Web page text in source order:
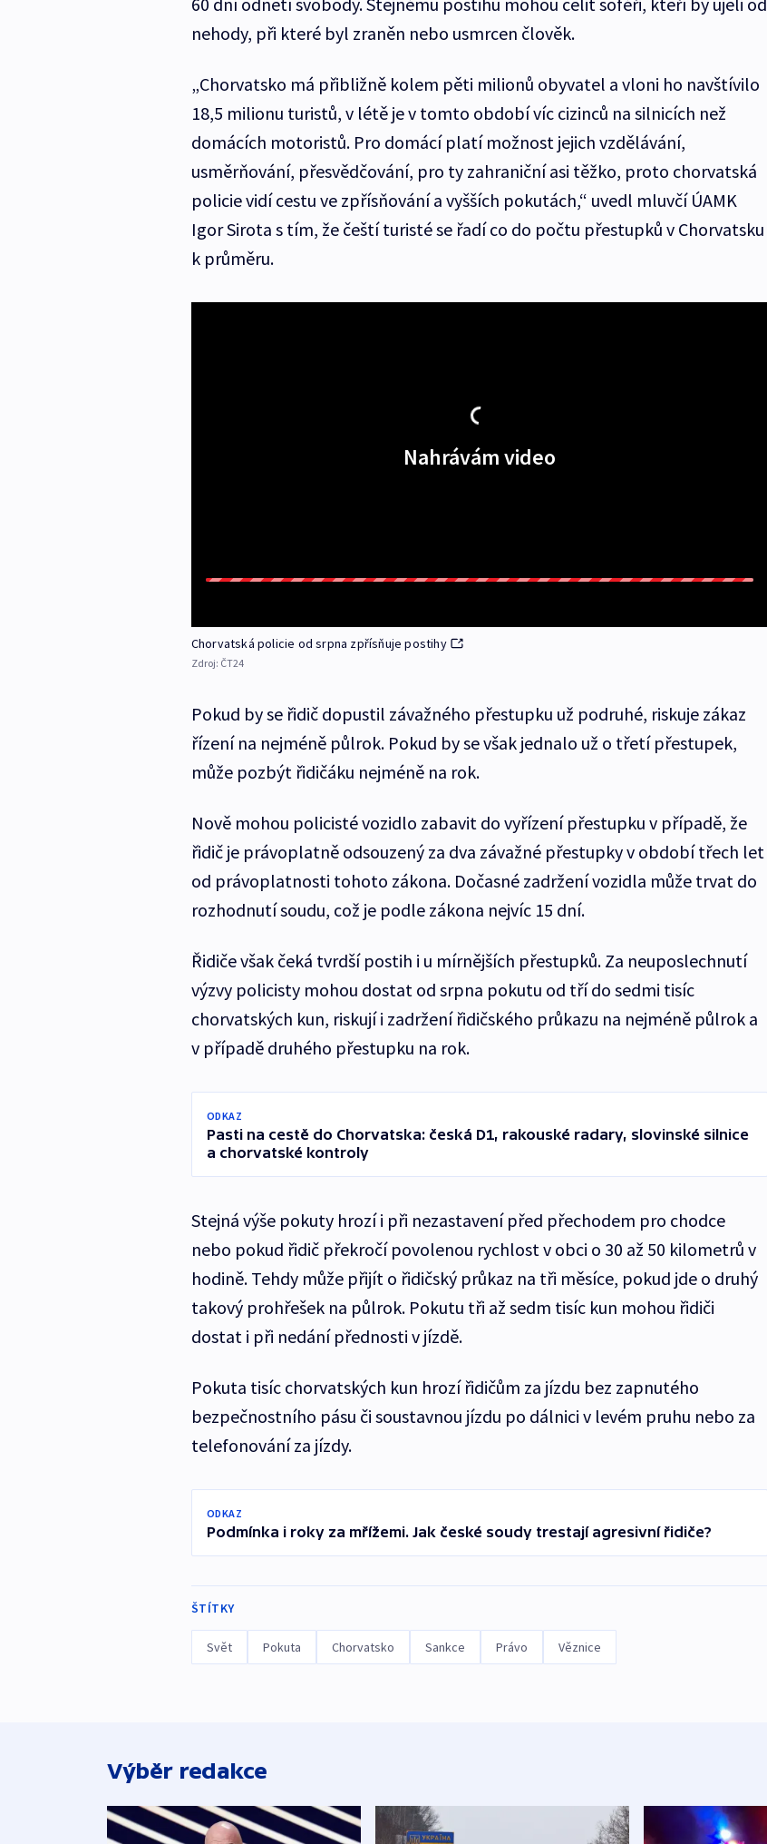
nehody, při které byl zraněn nebo usmrcen člověk.
„Chorvatsko má přibližně kolem pěti milionů obyvatel a vloni ho navštívilo
18,5 milionu turistů, v létě je v tomto období víc cizinců na silnicích než
domácích motoristů. Pro domácí platí možnost jejich vzdělávání,
usměrňování, přesvědčování, pro ty zahraniční asi těžko, proto chorvatská
policie vidí cestu ve zpřísňování a vyšších pokutách,“ uvedl mluvčí ÚAMK
Igor Sirota s tím, že čeští turisté se řadí co do počtu přestupků v Chorvatsku
k průměru.
Nahrávám video
Chorvatská policie od srpna zpřísňuje postihy
Zdroj: ČT24
Pokud by se řidič dopustil závažného přestupku už podruhé, riskuje zákaz
řízení na nejméně půlrok. Pokud by se však jednalo už o třetí přestupek,
může pozbýt řidičáku nejméně na rok.
Nově mohou policisté vozidlo zabavit do vyřízení přestupku v případě, že
řidič je právoplatně odsouzený za dva závažné přestupky v období třech let
od právoplatnosti tohoto zákona. Dočasné zadržení vozidla může trvat do
rozhodnutí soudu, což je podle zákona nejvíc 15 dní.
Řidiče však čeká tvrdší postih i u mírnějších přestupků. Za neuposlechnutí
výzvy policisty mohou dostat od srpna pokutu od tří do sedmi tisíc
chorvatských kun, riskují i zadržení řidičského průkazu na nejméně půlrok a
v případě druhého přestupku na rok.
ODKAZ
Pasti na cestě do Chorvatska: česká D1, rakouské radary, slovinské silnice
a chorvatské kontroly
Stejná výše pokuty hrozí i při nezastavení před přechodem pro chodce
nebo pokud řidič překročí povolenou rychlost v obci o 30 až 50 kilometrů v
hodině. Tehdy může přijít o řidičský průkaz na tři měsíce, pokud jde o druhý
takový prohřešek na půlrok. Pokutu tři až sedm tisíc kun mohou řidiči
dostat i při nedání přednosti v jízdě.
Pokuta tisíc chorvatských kun hrozí řidičům za jízdu bez zapnutého
bezpečnostního pásu či soustavnou jízdu po dálnici v levém pruhu nebo za
telefonování za jízdy.
ODKAZ
Podmínka i roky za mřížemi. Jak české soudy trestají agresivní řidiče?
ŠTÍTKY
Svět Pokuta Chorvatsko Sankce Právo Věznice
Výběr redakce